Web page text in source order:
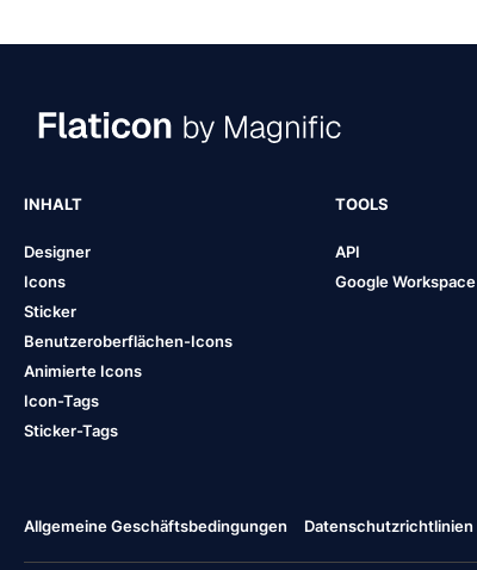
INHALT
Designer
Icons
Sticker
Benutzeroberflächen-Icons
Animierte Icons
Icon-Tags
Sticker-Tags
TOOLS
API
Google Workspace
Allgemeine Geschäftsbedingungen Datenschutzrichtlinien